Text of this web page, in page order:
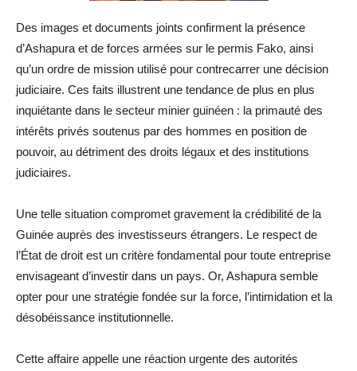
Des images et documents joints confirment la présence
d’Ashapura et de forces armées sur le permis Fako, ainsi
qu’un ordre de mission utilisé pour contrecarrer une décision
judiciaire. Ces faits illustrent une tendance de plus en plus
inquiétante dans le secteur minier guinéen : la primauté des
intérêts privés soutenus par des hommes en position de
pouvoir, au détriment des droits légaux et des institutions
judiciaires.
Une telle situation compromet gravement la crédibilité de la
Guinée auprès des investisseurs étrangers. Le respect de
l’État de droit est un critère fondamental pour toute entreprise
envisageant d’investir dans un pays. Or, Ashapura semble
opter pour une stratégie fondée sur la force, l’intimidation et la
désobéissance institutionnelle.
Cette affaire appelle une réaction urgente des autorités